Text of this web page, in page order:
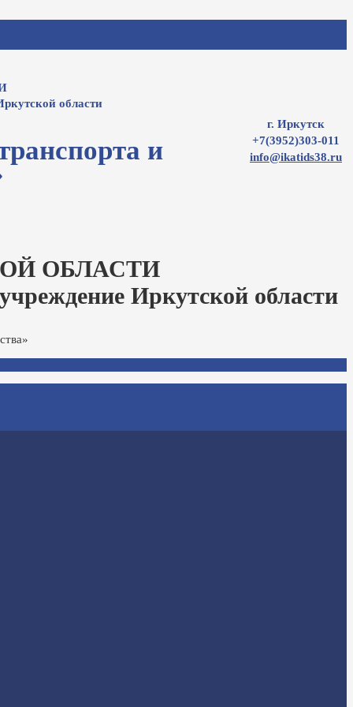
области
и
г. Иркутск
+7(3952)303-011
info@ikatids38.ru
ОБЛАСТИ
Иркутской области